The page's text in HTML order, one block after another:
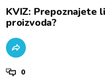
KVIZ: Prepoznajete
proizvoda?
0